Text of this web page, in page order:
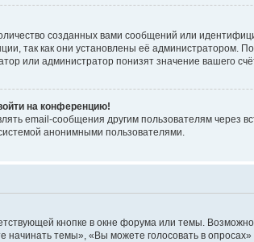
созданных вами сообщений или
так как они установлены её администратором.
или администратор понизят значение вашего
на конференцию!
email-сообщения другим пользователям
анонимными пользователями.
кнопке в окне форума или темы.
темы», «Вы можете голосовать в опросах»